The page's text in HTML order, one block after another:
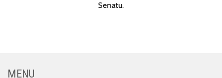
Senatu.
MENU